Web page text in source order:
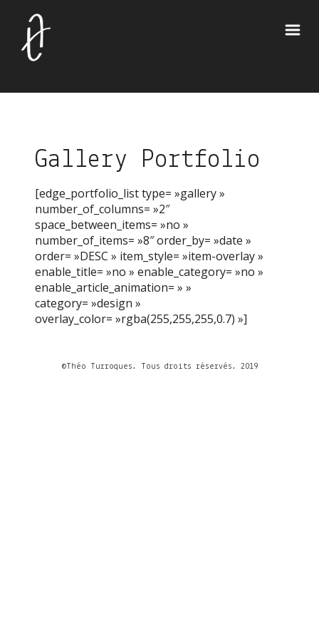
Gallery Portfolio
[edge_portfolio_list type= »gallery »
number_of_columns= »2″
space_between_items= »no »
number_of_items= »8″ order_by= »date »
order= »DESC » item_style= »item-overlay »
enable_title= »no » enable_category= »no »
enable_article_animation= » »
category= »design »
overlay_color= »rgba(255,255,255,0.7) »]
©Théo Turroques. Tous droits réservés. 2019